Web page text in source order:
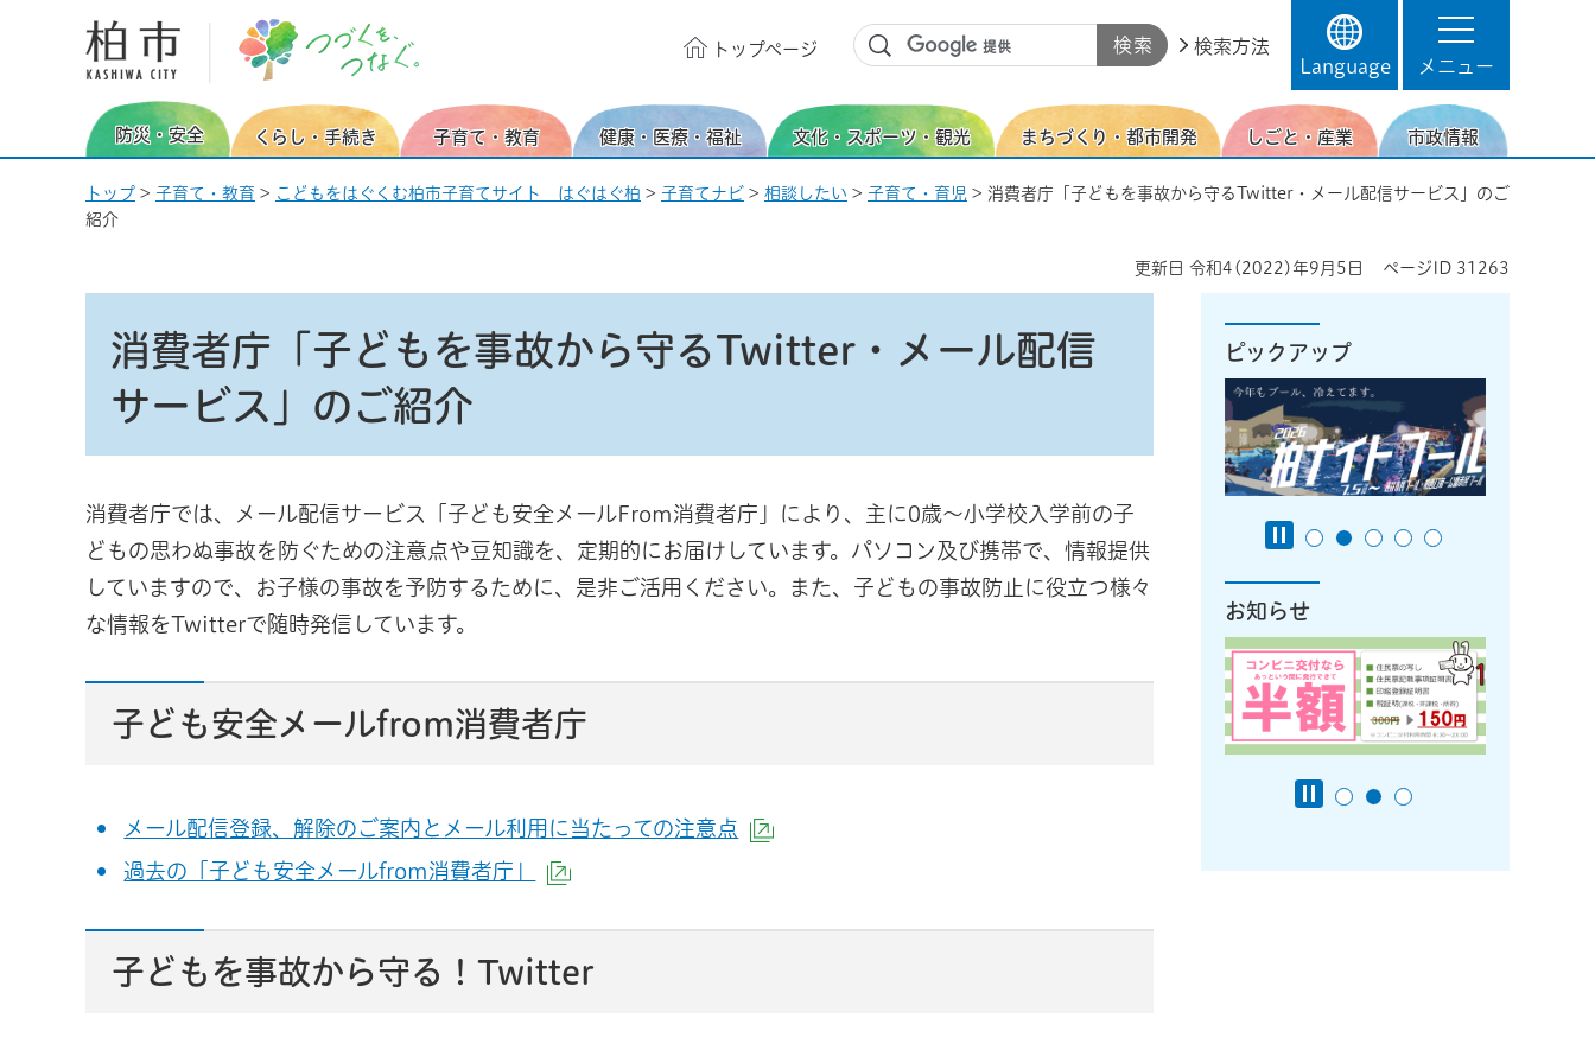
柏市 つづくを、つなぐ。
トップページ
検索方法
Language
メニュー
防災・安全 くらし・手続き 子育て・教育 健康・医療・福祉 文化・スポーツ・観光 まちづくり・都市開発 しごと・産業 市政情報
トップ > 子育て・教育 > こどもをはぐくむ柏市子育てサイト はぐはぐ柏 > 子育てナビ > 相談したい > 子育て・育児 > 消費者庁「子どもを事故から守るTwitter・メール配信サービス」のご
紹介
更新日 令和4(2022)年9月5日 ページID 31263
消費者庁「子どもを事故から守るTwitter・メール配信
サービス」のご紹介
消費者庁では、メール配信サービス「子ども安全メールFrom消費者庁」により、主に0歳～小学校入学前の子
どもの思わぬ事故を防ぐための注意点や豆知識を、定期的にお届けしています。パソコン及び携帯で、情報提供
していますので、お子様の事故を予防するために、是非ご活用ください。また、子どもの事故防止に役立つ様々
な情報をTwitterで随時発信しています。
子ども安全メールfrom消費者庁
メール配信登録、解除のご案内とメール利用に当たっての注意点
過去の「子ども安全メールfrom消費者庁」
子どもを事故から守る！Twitter
ピックアップ
お知らせ